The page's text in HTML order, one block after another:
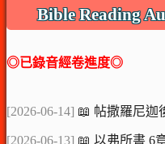
Bible Reading
◎已錄音經卷進度◎
[2026-06-14] 📖 帖撒羅尼迦
[2026-06-13] 📖 以弗所書 6